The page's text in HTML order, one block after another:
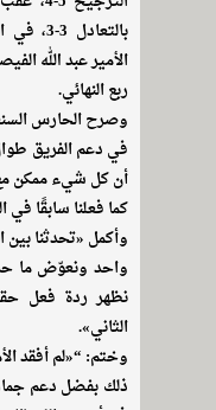
الأمير عبد الله
ربع النهائي.
وصرح الحارس
في دعم الفريق
أن كل شيء ممكن مع
كما فعلنا سابقًا
وأكمل «تحدثنا
واحد ونعوّض ما
نظهر ردة فعل
الثاني».
وختم: “«لم أفقد
ذلك بفضل دعم